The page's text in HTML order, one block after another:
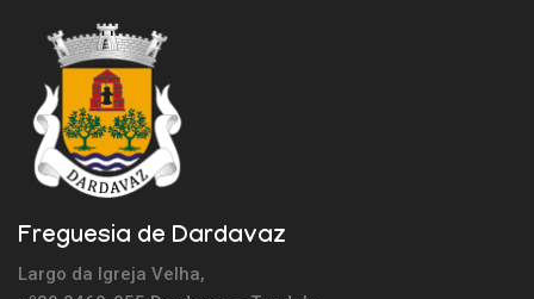
Freguesia de Dardavaz
Largo da Igreja Velha,